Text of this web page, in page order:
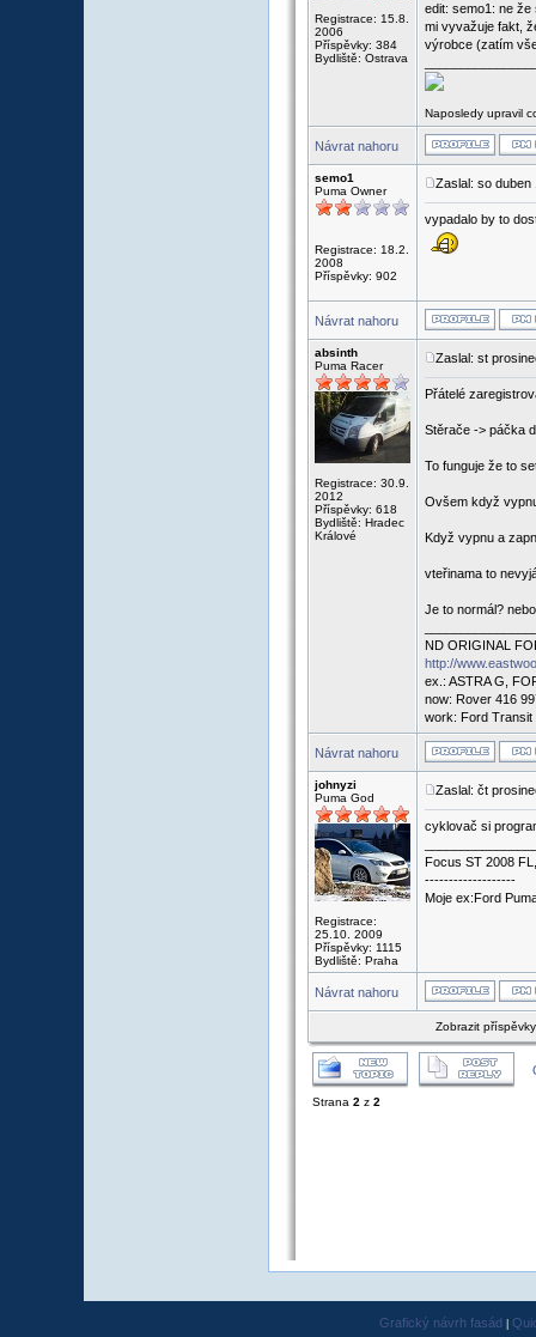
Registrace: 15.8.
2006
Příspěvky: 384
Bydliště: Ostrava
edit: semo1: ne že
mi vyvažuje fakt,
výrobce (zatím
Naposledy upravil
Návrat nahoru
semo1
Puma Owner
Registrace: 18.2.
2008
Příspěvky: 902
Zaslal: so duben
vypadalo by to
Návrat nahoru
absinth
Puma Racer
Registrace: 30.9.
2012
Příspěvky: 618
Bydliště: Hradec
Králové
Zaslal: st
Přátelé
Stěrače -> páčka
To funguje že to
Ovšem když
Když vypnu a
vteřinama to
Je to normál?
ND ORIGINAL
http://
ex.: ASTRA G,
now: Rover 416
work: Ford Transit
Návrat nahoru
johnyzi
Puma God
Registrace:
25.10. 2009
Příspěvky: 1115
Bydliště: Praha
Zaslal: čt
cyklovač si
Focus ST 2008
-------------------
Moje ex:Ford
Návrat nahoru
Zobrazit
Strana 2 z 2
Grafický návrh fasád